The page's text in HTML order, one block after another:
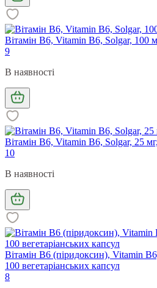
Вітамін В6, Vitamin B6, Solgar, 100
9
В наявності
Вітамін В6, Vitamin B6, Solgar, 25
10
В наявності
Вітамін В6 (піридоксин), Vitamin
100 вегетаріанських капсул
8